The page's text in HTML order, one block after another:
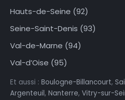
Hauts-de-Seine (92)
Seine-Saint-Denis (93)
Val-de-Marne (94)
Val-d’Oise (95)
Et aussi : Boulogne-Billancourt,
Argenteuil, Nanterre, Vitry-sur-